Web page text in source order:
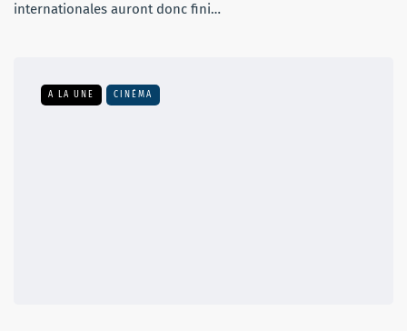
internationales auront donc fini…
A LA UNE CINÉMA